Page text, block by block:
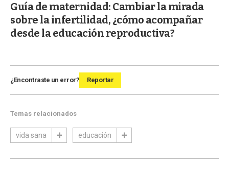
Guía de maternidad: Cambiar la mirada
sobre la infertilidad, ¿cómo acompañar
desde la educación reproductiva?
¿Encontraste un error? Reportar
Temas relacionados
vida sana educación